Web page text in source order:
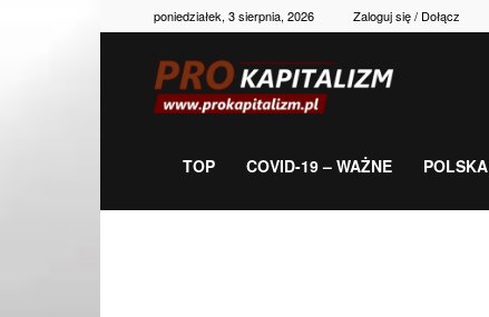
poniedziałek, 3 sierpnia, 2026 Zaloguj się / Dołącz
gospodarka,
TOP COVID-19 – WAŻNE POLSKA